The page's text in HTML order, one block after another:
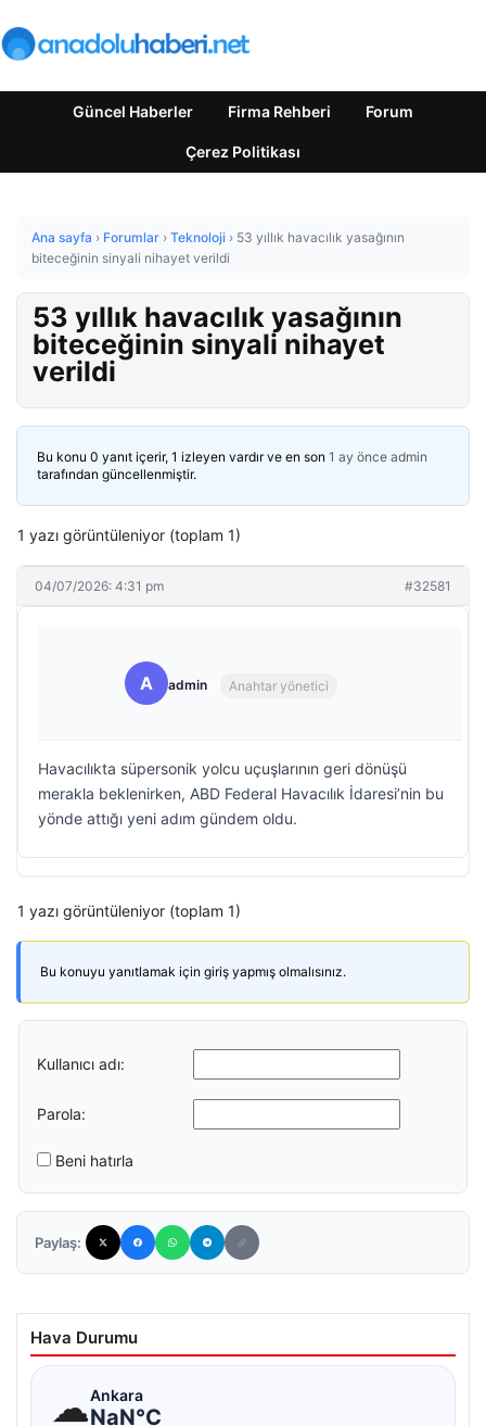
Güncel Haberler Firma Rehberi Forum
Çerez Politikası
Ana sayfa › Forumlar › Teknoloji › 53 yıllık havacılık yasağının
biteceğinin sinyali nihayet verildi
53 yıllık havacılık yasağının
biteceğinin sinyali nihayet
verildi
Bu konu 0 yanıt içerir, 1 izleyen vardır ve en son 1 ay önce admin
tarafından güncellenmiştir.
1 yazı görüntüleniyor (toplam 1)
04/07/2026: 4:31 pm #32581
A admin Anahtar yönetici
Havacılıkta süpersonik yolcu uçuşlarının geri dönüşü
merakla beklenirken, ABD Federal Havacılık İdaresi’nin bu
yönde attığı yeni adım gündem oldu.
1 yazı görüntüleniyor (toplam 1)
Bu konuyu yanıtlamak için giriş yapmış olmalısınız.
Kullanıcı adı:
Parola:
Beni hatırla
Paylaş:
Hava Durumu
☁Ankara
NaN°C